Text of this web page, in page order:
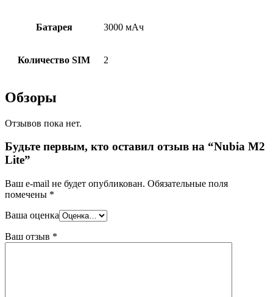
Батарея 3000 мАч
Количество SIM 2
Обзоры
Отзывов пока нет.
Будьте первым, кто оставил отзыв на “Nubia M2
Lite”
Ваш e-mail не будет опубликован. Обязательные поля
помечены *
Ваша оценка
Ваш отзыв *